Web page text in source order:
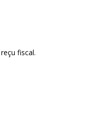
fiscal.